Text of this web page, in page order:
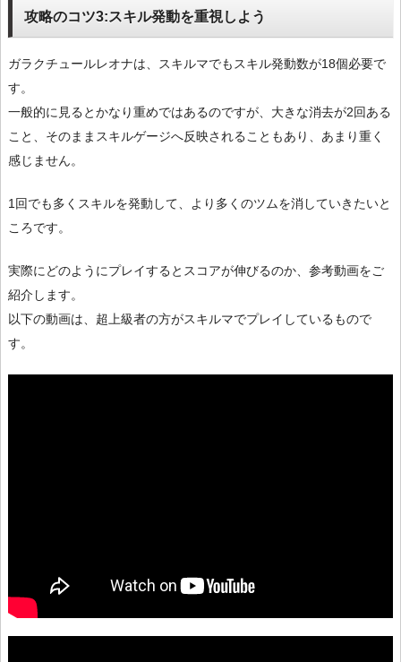
攻略のコツ3:スキル発動を重視しよう
ガラクチュールレオナは、スキルマでもスキル発動数が18個必要で
す。
一般的に見るとかなり重めではあるのですが、大きな消去が2回ある
こと、そのままスキルゲージへ反映されることもあり、あまり重く
感じません。
1回でも多くスキルを発動して、より多くのツムを消していきたいと
ころです。
実際にどのようにプレイするとスコアが伸びるのか、参考動画をご
紹介します。
以下の動画は、超上級者の方がスキルマでプレイしているもので
す。